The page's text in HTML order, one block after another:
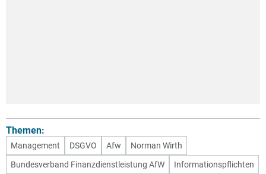
Themen:
Management DSGVO Afw
Norman Wirth
Bundesverband Finanzdienstleistung AfW
Informationspflichten